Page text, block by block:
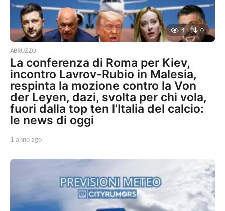
4 0
ABRUZZO
La conferenza di Roma per Kiev,
incontro Lavrov-Rubio in Malesia,
respinta la mozione contro la Von
der Leyen, dazi, svolta per chi vola,
fuori dalla top ten l’Italia del calcio:
le news di oggi
1 anno ago
n
o